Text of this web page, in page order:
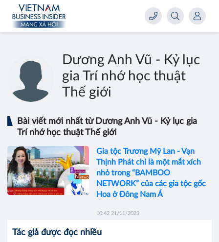
Dương Anh Vũ - Kỷ lục
gia Trí nhớ học thuật
Thế giới
Bài viết mới nhất từ Dương Anh Vũ - Kỷ lục gia
Trí nhớ học thuật Thế giới
Gia tộc Trương Mỹ Lan - Vạn
Thịnh Phát chỉ là một mắt xích
nhỏ trong “BAMBOO
NETWORK” của các gia tộc gốc
Hoa ở Đông Nam Á
10:42 21/11/2023
Tác giả được đọc nhiều